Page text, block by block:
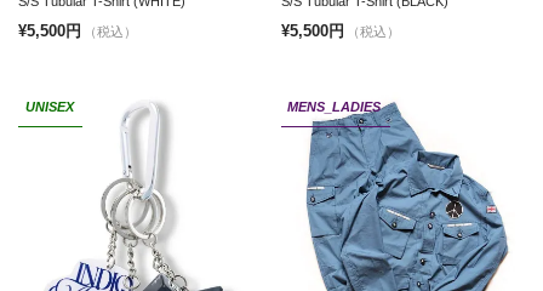
¥5,500円 （税込） ¥5,500円 （税込）
UNISEX MENS_LADIES